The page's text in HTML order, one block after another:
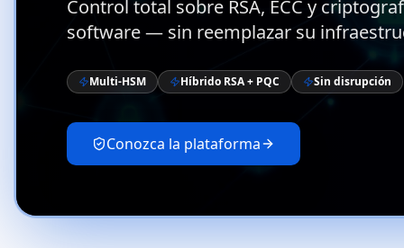
Control total sobre RSA, ECC y
software — sin reemplazar su
Multi-HSM Híbrido RSA + PQC Sin disrupción
Conozca la plataforma